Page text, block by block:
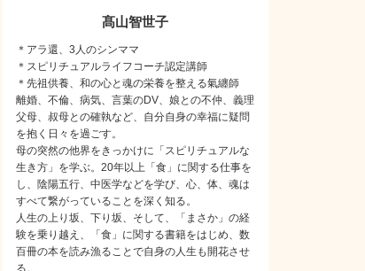
髙山智世子
＊アラ還、3人のシンママ
＊スピリチュアルライフコーチ認定講師
＊先祖供養、和の心と魂の栄養を整える氣纏師
離婚、不倫、病気、言葉のDV、娘との不仲、義理
父母、叔母との確執など、自分自身の幸福に疑問
を抱く日々を過ごす。
母の突然の他界をきっかけに「スピリチュアルな
生き方」を学ぶ。20年以上「食」に関する仕事を
し、陰陽五行、中医学などを学び、心、体、魂は
すべて繋がっていることを深く知る。
人生の上り坂、下り坂、そして、「まさか」の経
験を乗り越え、「食」に関する書籍をはじめ、数
百冊の本を読み漁ることで自身の人生も開花させ
る。